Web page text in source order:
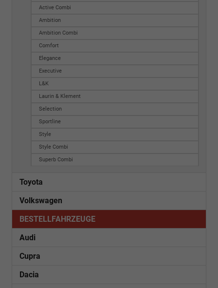
Active Combi
Ambition
Ambition Combi
Comfort
Elegance
Executive
L&K
Laurin & Klement
Selection
Sportline
Style
Style Combi
Superb Combi
Toyota
Volkswagen
BESTELLFAHRZEUGE
Audi
Cupra
Dacia